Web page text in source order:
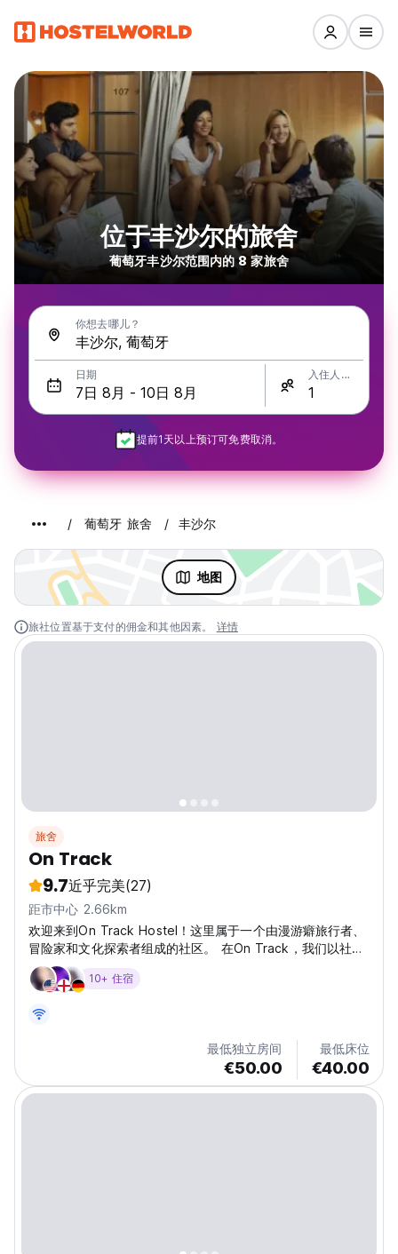
位于丰沙尔的旅舍
葡萄牙丰沙尔范围内的 8 家旅舍
你想去哪儿？
日期 入住人数
提前1天以上预订可免费取消。
葡萄牙 旅舍 丰沙尔
地图
旅社位置基于支付的佣金和其他因素。 详情
旅舍
On Track
9.7近乎完美(27)
距市中心 2.66km
欢迎来到On Track Hostel！这里属于一个由漫游癖旅行者、
冒险家和文化探索者组成的社区。 在On Track，我们以社区
形式提供经济实惠的住宿，同时不牺牲舒适度和质量。我们不
仅仅是一张床垫和一个淋浴间……我们是一个安全舒适的休息
解你需要工作和娱乐空间的地方，一个培养终生回忆和持久友
谊的地方。 我们喜欢把来自世界各地志同道合的旅行者聚集
在一起！ On Track Hostel酒店位于马德拉岛的首府丰沙
尔。 我们距离市中心仅3公里，酒店大门外就有一个巴士站，
这使其成为开启每次冒险的理想场所。...
10+ 住宿
最低独立房间
€50.00
最低床位
€40.00